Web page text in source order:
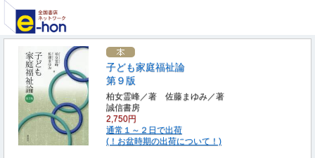
子ども家庭福祉論
第９版
柏女霊峰／著 佐藤まゆみ／著
誠信書房
2,750円
通常１～２日で出荷
(！お盆時期の出荷について！)